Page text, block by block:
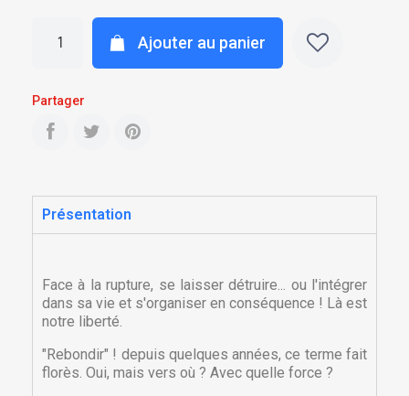
Ajouter au panier
Partager
Présentation
Face à la rupture, se laisser détruire... ou l'intégrer
dans sa vie et s'organiser en conséquence ! Là est
notre liberté.
"Rebondir" ! depuis quelques années, ce terme fait
florès. Oui, mais vers où ? Avec quelle force ?